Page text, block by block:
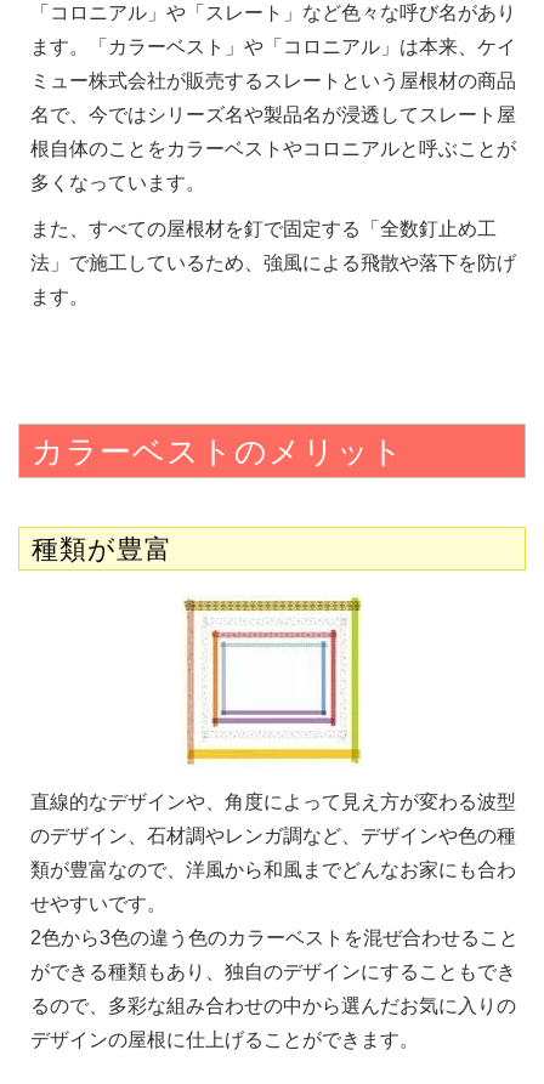
「コロニアル」や「スレート」など色々な呼び名があり
ます。「カラーベスト」や「コロニアル」は本来、ケイ
ミュー株式会社が販売するスレートという屋根材の商品
名で、今ではシリーズ名や製品名が浸透してスレート屋
根自体のことをカラーベストやコロニアルと呼ぶことが
多くなっています。
また、すべての屋根材を釘で固定する「全数釘止め工
法」で施工しているため、強風による飛散や落下を防げ
ます。
カラーベストのメリット
種類が豊富
直線的なデザインや、角度によって見え方が変わる波型
のデザイン、石材調やレンガ調など、デザインや色の種
類が豊富なので、洋風から和風までどんなお家にも合わ
せやすいです。
2色から3色の違う色のカラーベストを混ぜ合わせること
ができる種類もあり、独自のデザインにすることもでき
るので、多彩な組み合わせの中から選んだお気に入りの
デザインの屋根に仕上げることができます。